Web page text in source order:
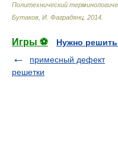
Политехнический
Бутаков, И. Фаградянц 2014
Игры ⚽
Нужно
примесный дефект
решетки